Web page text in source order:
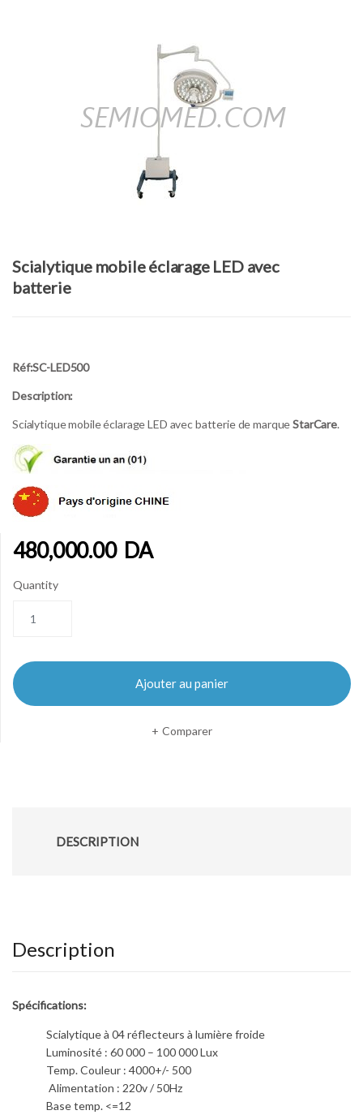
Scialytique mobile éclarage LED avec
batterie
Réf:SC-LED500
Description:
Scialytique mobile éclarage LED avec batterie de marqueStarCare.
480,000.00 DA
Quantity
Ajouter au panier
Comparer
DESCRIPTION
Description
Spécifications:
Scialytique à 04 réflecteurs à lumière froide
Luminosité : 60 000 – 100 000 Lux
Temp. Couleur : 4000+/- 500
Alimentation : 220v / 50Hz
Base temp. <=12